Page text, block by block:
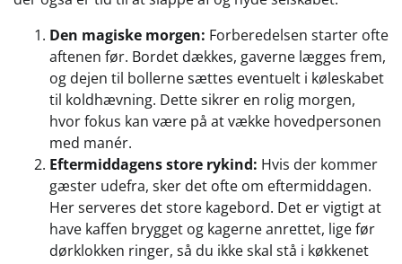
Den magiske morgen: Forberedelsen starter ofte
aftenen før. Bordet dækkes, gaverne lægges frem,
og dejen til bollerne sættes eventuelt i køleskabet
til koldhævning. Dette sikrer en rolig morgen,
hvor fokus kan være på at vække hovedpersonen
med manér.
Eftermiddagens store rykind: Hvis der kommer
gæster udefra, sker det ofte om eftermiddagen.
Her serveres det store kagebord. Det er vigtigt at
have kaffen brygget og kagerne anrettet, lige før
dørklokken ringer, så du ikke skal stå i køkkenet